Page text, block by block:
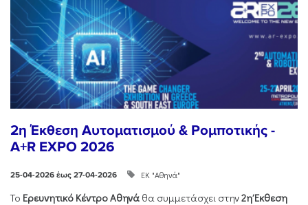
2η Έκθεση Αυτοματισμού & Ρομποτικής -
A+R EXPO 2026
25-04-2026 έως 27-04-2026 ΕΚ "Αθηνά"
Το Ερευνητικό Κέντρο Αθηνά θα συμμετάσχει στην2η Έκθεση